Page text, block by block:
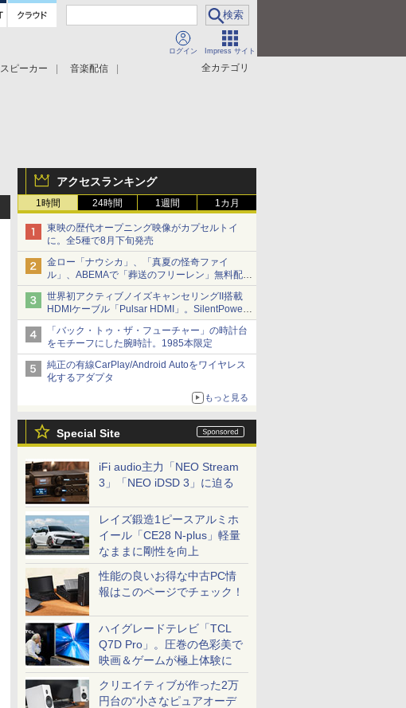
ログイン Impress サイト
全カテゴリ
スピーカー
音楽配信
アクセスランキング
1時間 24時間 1週間 1カ月
東映の歴代オープニング映像がカプセルトイ
に。全5種で8月下旬発売
金ロー「ナウシカ」、「真夏の怪奇ファイ
ル」、ABEMAで「葬送のフリーレン」無料配信
など。夏の特番・配信情報
世界初アクティブノイズキャンセリングII搭載
HDMIケーブル「Pulsar HDMI」。SilentPower
から
「バック・トゥ・ザ・フューチャー」の時計台
をモチーフにした腕時計。1985本限定
純正の有線CarPlay/Android Autoをワイヤレス
化するアダプタ
もっと見る
Special Site
iFi audio主力「NEO Stream
3」「NEO iDSD 3」に迫る
レイズ鍛造1ピースアルミホ
イール「CE28 N-plus」軽量
なままに剛性を向上
性能の良いお得な中古PC情
報はこのページでチェック！
ハイグレードテレビ「TCL
Q7D Pro」。圧巻の色彩美で
映画＆ゲームが極上体験に
クリエイティブが作った2万
円台の“小さなピュアオーデ